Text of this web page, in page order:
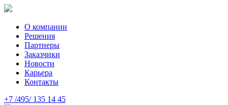
О компании
Решения
Партнеры
Заказчики
Новости
Карьера
Контакты
+7 /495/ 135 14 45